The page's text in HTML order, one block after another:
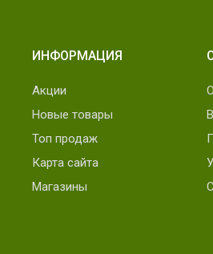
ИНФОРМАЦИЯ
Акции
Новые товары
Топ продаж
Карта сайта
Магазины